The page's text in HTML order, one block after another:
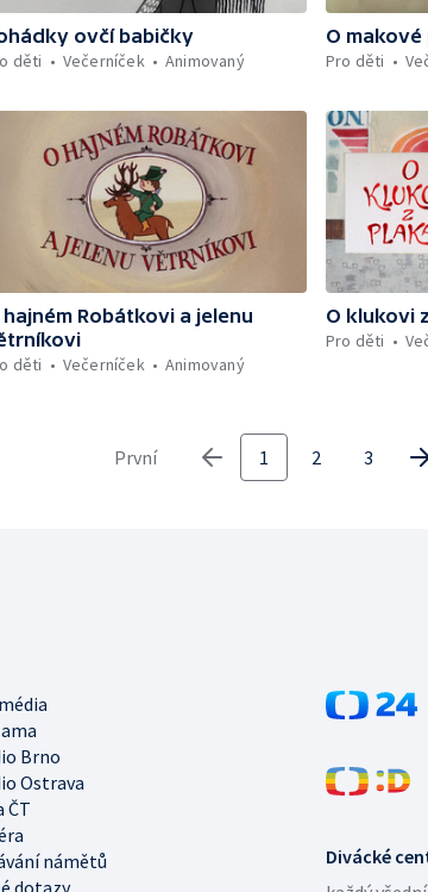
ovčí babičky
děti
Večerníček Animovaný
O makové
Pro děti
hajném Robátkovi a jelenu
děti
Večerníček Animovaný
O klukovi
Pro děti
První 1 2 3
Divácké
Brno
Ostrava
ČT
námětů
dotazy